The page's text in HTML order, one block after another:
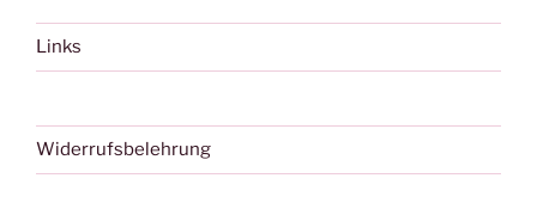
Links
Widerrufsbelehrung